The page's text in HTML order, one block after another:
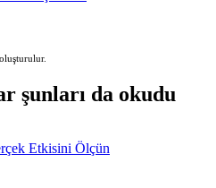
şunları da okudu